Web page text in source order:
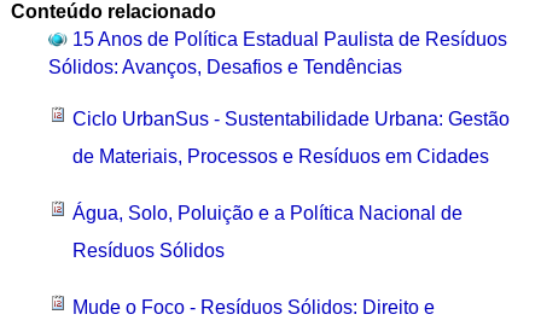
Conteúdo relacionado
15 Anos de Política Estadual Paulista de Resíduos
Sólidos: Avanços, Desafios e Tendências
Ciclo UrbanSus - Sustentabilidade Urbana: Gestão
de Materiais, Processos e Resíduos em Cidades
Água, Solo, Poluição e a Política Nacional de
Resíduos Sólidos
Mude o Foco - Resíduos Sólidos: Direito e